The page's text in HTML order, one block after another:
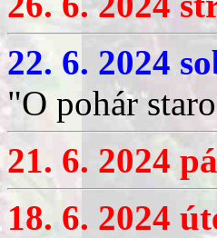
22. 6. 2024
"O pohár
21. 6. 2024
18. 6. 2024